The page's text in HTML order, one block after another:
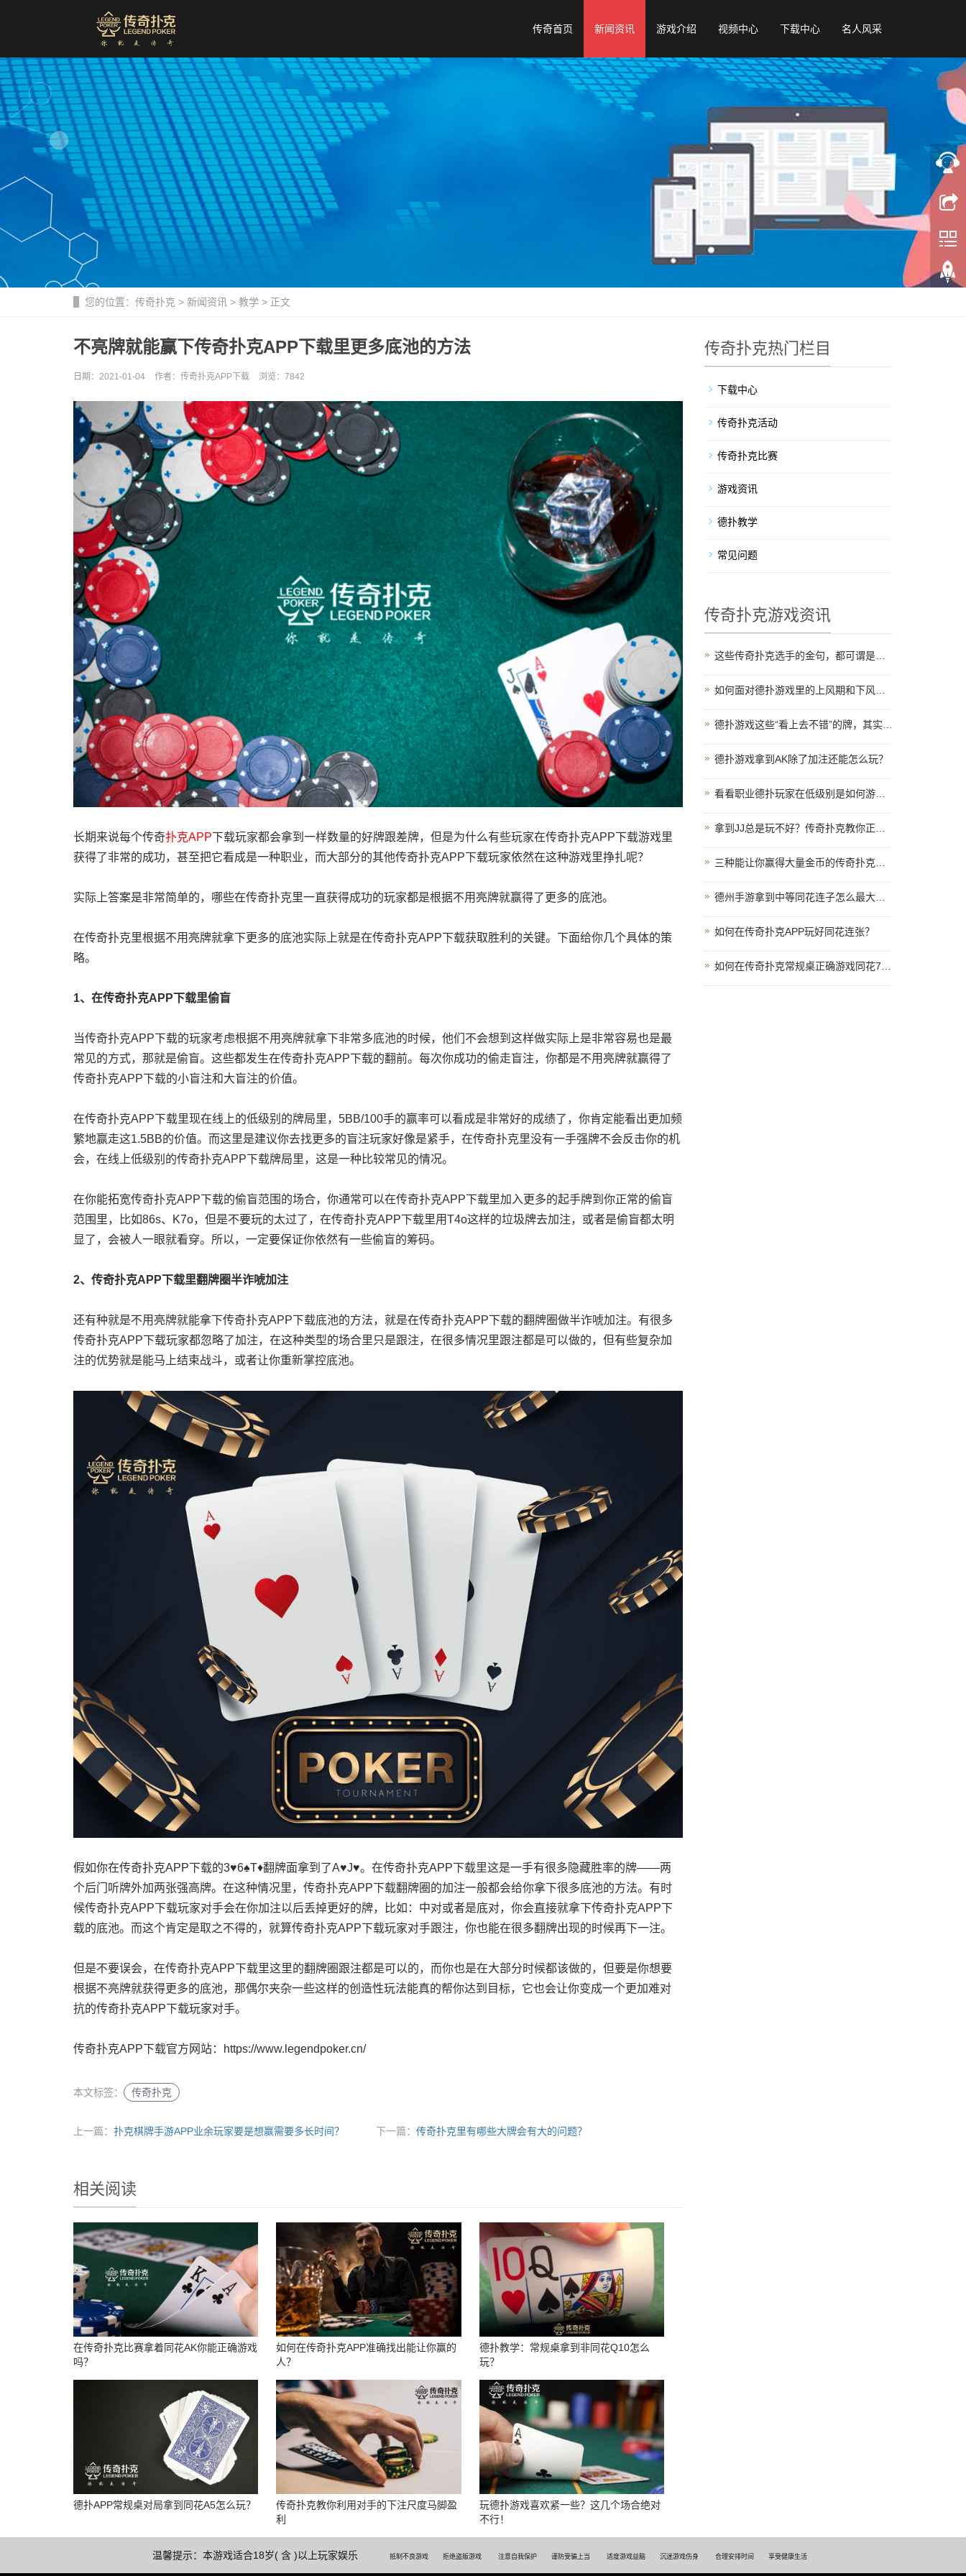
传奇首页 新闻资讯 游戏介绍 视频中心 下载中心 名人风采
您的位置： 传奇扑克 > 新闻资讯 > 教学 > 正文
不亮牌就能赢下传奇扑克APP下载里更多底池的方法
日期：2021-01-04 作者：传奇扑克APP下载 浏览： 7842
长期来说每个传奇扑克APP下载玩家都会拿到一样数量的好牌跟差牌，但是为什么有些玩家在传奇扑克APP下载游戏里
获得了非常的成功，甚至把它看成是一种职业，而大部分的其他传奇扑克APP下载玩家依然在这种游戏里挣扎呢？
实际上答案是非常简单的，哪些在传奇扑克里一直获得成功的玩家都是根据不用亮牌就赢得了更多的底池。
在传奇扑克里根据不用亮牌就拿下更多的底池实际上就是在传奇扑克APP下载获取胜利的关键。下面给你几个具体的策
略。
1、在传奇扑克APP下载里偷盲
当传奇扑克APP下载的玩家考虑根据不用亮牌就拿下非常多底池的时候，他们不会想到这样做实际上是非常容易也是最
常见的方式，那就是偷盲。这些都发生在传奇扑克APP下载的翻前。每次你成功的偷走盲注，你都是不用亮牌就赢得了
传奇扑克APP下载的小盲注和大盲注的价值。
在传奇扑克APP下载里现在线上的低级别的牌局里，5BB/100手的赢率可以看成是非常好的成绩了，你肯定能看出更加频
繁地赢走这1.5BB的价值。而这里是建议你去找更多的盲注玩家好像是紧手，在传奇扑克里没有一手强牌不会反击你的机
会，在线上低级别的传奇扑克APP下载牌局里，这是一种比较常见的情况。
在你能拓宽传奇扑克APP下载的偷盲范围的场合，你通常可以在传奇扑克APP下载里加入更多的起手牌到你正常的偷盲
范围里，比如86s、K7o，但是不要玩的太过了，在传奇扑克APP下载里用T4o这样的垃圾牌去加注，或者是偷盲都太明
显了，会被人一眼就看穿。所以，一定要保证你依然有一些偷盲的筹码。
2、传奇扑克APP下载里翻牌圈半诈唬加注
还有种就是不用亮牌就能拿下传奇扑克APP下载底池的方法，就是在传奇扑克APP下载的翻牌圈做半诈唬加注。有很多
传奇扑克APP下载玩家都忽略了加注，在这种类型的场合里只是跟注，在很多情况里跟注都是可以做的，但有些复杂加
注的优势就是能马上结束战斗，或者让你重新掌控底池。
假如你在传奇扑克APP下载的3♥6♠T♦翻牌面拿到了A♥J♥。在传奇扑克APP下载里这是一手有很多隐藏胜率的牌——两
个后门听牌外加两张强高牌。在这种情况里，传奇扑克APP下载翻牌圈的加注一般都会给你拿下很多底池的方法。有时
候传奇扑克APP下载玩家对手会在你加注以后丢掉更好的牌，比如：中对或者是底对，你会直接就拿下传奇扑克APP下
载的底池。而这个肯定是取之不得的，就算传奇扑克APP下载玩家对手跟注，你也能在很多翻牌出现的时候再下一注。
但是不要误会，在传奇扑克APP下载里这里的翻牌圈跟注都是可以的，而你也是在大部分时候都该做的，但要是你想要
根据不亮牌就获得更多的底池，那偶尔夹杂一些这样的创造性玩法能真的帮你达到目标，它也会让你变成一个更加难对
抗的传奇扑克APP下载玩家对手。
传奇扑克APP下载官方网站：https://www.legendpoker.cn/
本文标签： 传奇扑克
上一篇： 扑克棋牌手游APP业余玩家要是想赢需要多长时间？ 下一篇： 传奇扑克里有哪些大牌会有大的问题？
相关阅读
在传奇扑克比赛拿着同花AK你能正确游戏
吗？
如何在传奇扑克APP准确找出能让你赢的
人？
德扑教学：常规桌拿到非同花Q10怎么
玩？
德扑APP常规桌对局拿到同花A5怎么玩？
传奇扑克教你利用对手的下注尺度马脚盈
利
玩德扑游戏喜欢紧一些？这几个场合绝对
不行！
传奇扑克热门栏目
下载中心
传奇扑克活动
传奇扑克比赛
游戏资讯
德扑教学
常见问题
传奇扑克游戏资讯
这些传奇扑克选手的金句，都可谓是德扑真理
德扑游戏拿到AK除了加注还能怎么玩？
看看职业德扑玩家在低级别是如何游戏的
德州手游拿到中等同花连子怎么最大化EV？
如何在传奇扑克APP玩好同花连张？
温馨提示：本游戏适合18岁( 含 )以上玩家娱乐 抵制不良游戏 拒绝盗版游戏 注意自我保护 谨防受骗上当 适度游戏益脑 沉迷游戏伤身 合理安排时间 享受健康生活